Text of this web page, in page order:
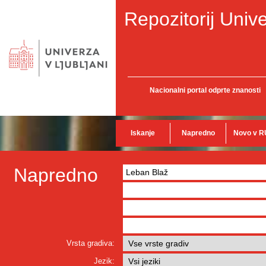
Repozitorij
Nacionalni portal odprte znanosti
Iskanje Napredno Novo v
Napredno
Vrsta gradiva:
Jezik: